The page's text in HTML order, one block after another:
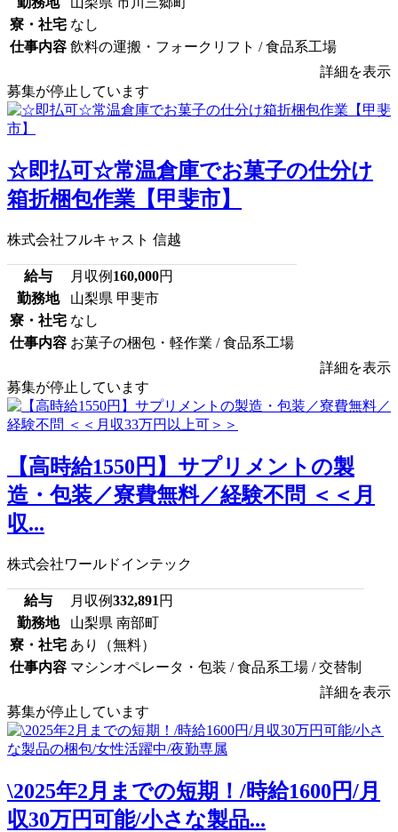
寮・社宅 なし
仕事内容 飲料の運搬・フォークリフト / 食品系工場
詳細を表示
募集が停止しています
☆即払可☆常温倉庫でお菓子の仕分け
箱折梱包作業【甲斐市】
株式会社フルキャスト 信越
給与 月収例 160,000円
勤務地
山梨県 甲斐市
寮・社宅 なし
仕事内容 お菓子の梱包・軽作業 / 食品系工場
詳細を表示
募集が停止しています
【高時給1550円】サプリメントの製
造・包装／寮費無料／経験不問 ＜＜月
収...
株式会社ワールドインテック
給与 月収例332,891 円
勤務地
山梨県 南部町
寮・社宅 あり（無料）
仕事内容 マシンオペレータ・包装 / 食品系工場 / 交替制
詳細を表示
募集が停止しています
\2025年2月までの短期！/時給1600円/月
収30万円可能/小さな製品...